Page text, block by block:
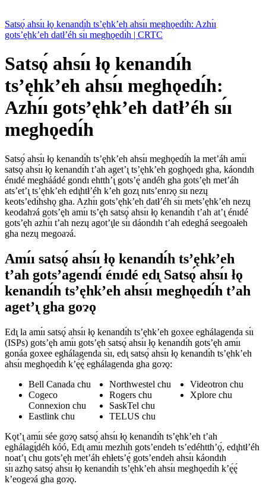
Satsǫ́ ahsı́ı łǫ kenandı́h ts’ęhk’eh ahsı́ı meghǫedı́h: Azhı́ı
gots’ęhk’eh datł’éh sı́ı meghǫedı́h | CRTC
Satsǫ́ ahsı́ı łǫ kenandı́h
ts’ęhk’eh ahsı́ı meghǫedı́h:
Azhı́ı gots’ęhk’eh datł’éh sı́ı
meghǫedı́h
Satsǫ́ ahsı́ı łǫ kenandı́h ts’ęhk’eh ahsı́ı meghǫedı́h la met’áh amı́ı
satsǫ́ ahsı́ı łǫ kenandı́h t’ah aget’ı̨ ts’ęhk’eh goghǫedı gha, káondıh
énıdé megháádé gondı ehtth’ı̨́ gots’ę́ andéh gha gots’ęh met’áh
ats’et’ı̨ ts’ęhk’eh edı̨htł’éh k’eh gozı̨ nıts’enıɂǫ sı́ı nezų
keots’edı́hshǫ gha. Azhı́ı gots’ęhk’eh datł’éh sı́ı mets’ęhk’eh nezų
keodahɂá gots’ęh amı́ı ts’ęh satsǫ́ ahsı́ı łǫ kenandı́h t’ah at’ı̨ énıdé
gots’ęh azhı́ı t’ah nezų agot’ı̨le sı́ı dáondıh t’ah edeghá seegoałeh
gha nezų megoaɂá.
Amı́ı satsǫ́ ahsı́ı łǫ kenandı́h ts’ęhk’eh
t’ah gots’agendı́ énıdé edı̨ Satsǫ́ ahsı́ı łǫ
kenandı́h ts’ęhk’eh ahsı́ı meghǫedı́h t’ah
aget’ı̨ gha goɂǫ
Edı̨ la amı́ı satsǫ́ ahsı́ı łǫ kenandı́h ts’ęhk’eh goxee eghálagenda sı́ı
(ISPs) gots’ęh amı́ı gots’ęh satsǫ́ ahsı́ı łǫ kenandı́h gots’ęh amı́ı
gonáa goxee eghálagenda sı̀ı, edı̨ satsǫ́ ahsı́ı łǫ kenandı́h ts’ęhk’eh
ahsı́ı meghǫedı́h k’ę́ę́ eghálagenda gha goɂǫ:
Bell Canada chu
Cogeco
Connexion chu
Eastlink chu
Northwestel chu
Rogers chu
SaskTel chu
TELUS chu
Videotron chu
Xplore chu
Kǫt’ı̨ amı́ı sée goɂǫ satsǫ́ ahsı́ı łǫ kenandı́h ts’ęhk’eh t’ah
eghálagı̨́déh kóó, Edı̨ amı́ı mezhı́h gots’endeh ts’edéhtth’ǫ́, edı̨htł’éh
noat’ı̨ chu gots’ęh met’áh ehłets’ę́ gots’endeh ahsı́ı káondıh
sı́ı azhǫ satsǫ́ ahsı́ı łǫ kenandı́h ts’ęhk’eh ahsı́ı meghǫedı́h k’ę́ę́
k’eogeɂá gha goɂǫ.